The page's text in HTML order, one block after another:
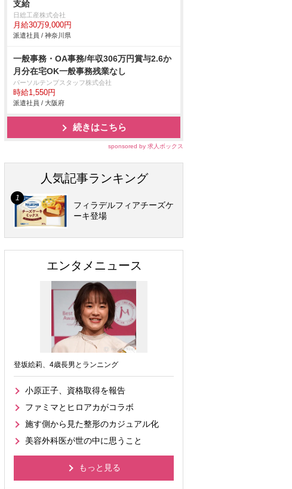
支給
日総工産株式会社
月給30万9,000円
派遣社員 / 神奈川県
一般事務・OA事務/年収306万円賞与2.6か
月分在宅OK一般事務残業なし
パーソルテンプスタッフ株式会社
時給1,550円
派遣社員 / 大阪府
続きはこちら
sponsored by 求人ボックス
人気記事ランキング
フィラデルフィアチーズケ
ーキ登場
エンタメニュース
登坂絵莉、4歳長男とランニング
小原正子、資格取得を報告
ファミマとヒロアカがコラボ
施す側から見た整形のカジュアル化
美容外科医が世の中に思うこと
もっと見る